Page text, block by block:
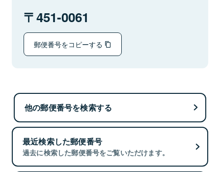
451-0061
郵便番号をコピーする
他の郵便番号を検索する
最近検索した郵便番号
過去に検索した郵便番号をご覧いただけます。